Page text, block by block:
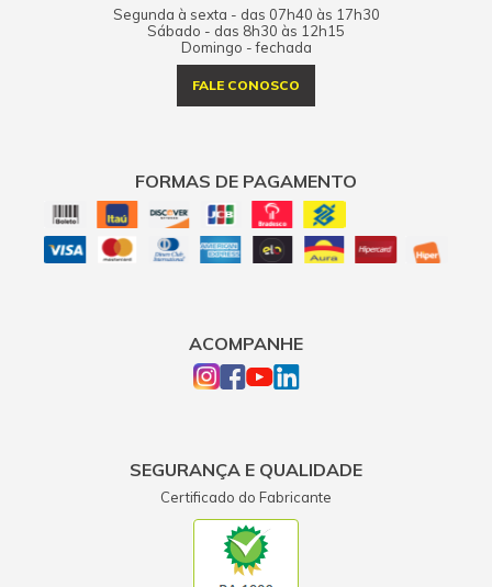
Segunda à sexta - das 07h40 às 17h30
Sábado - das 8h30 às 12h15
Domingo - fechada
FALE CONOSCO
FORMAS DE PAGAMENTO
ACOMPANHE
SEGURANÇA E QUALIDADE
Certificado do Fabricante